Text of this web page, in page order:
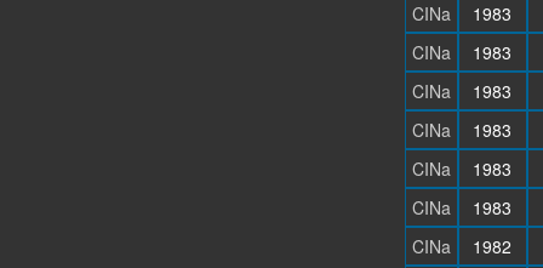
CINa
1983
CINa
1983
CINa
1983
CINa
1983
CINa
1983
CINa
1983
CINa
1982